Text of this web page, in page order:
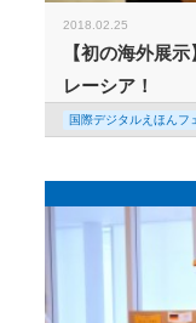
2018.02.25
【初の海外展
レーシア！
国際デジタルえほんフ